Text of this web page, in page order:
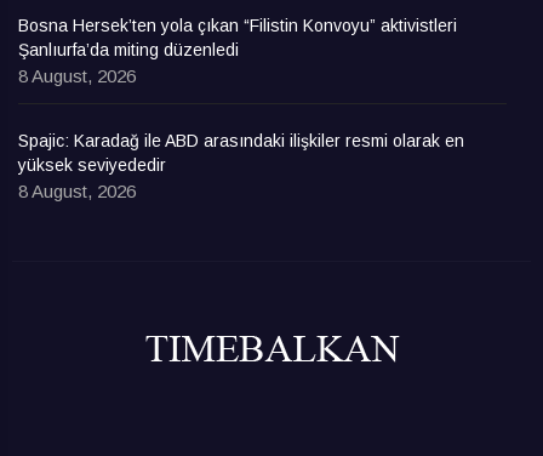
Bosna Hersek’ten yola çıkan “Filistin Konvoyu” aktivistleri
Şanlıurfa’da miting düzenledi
8 August, 2026
Spajic: Karadağ ile ABD arasındaki ilişkiler resmi olarak en
yüksek seviyededir
8 August, 2026